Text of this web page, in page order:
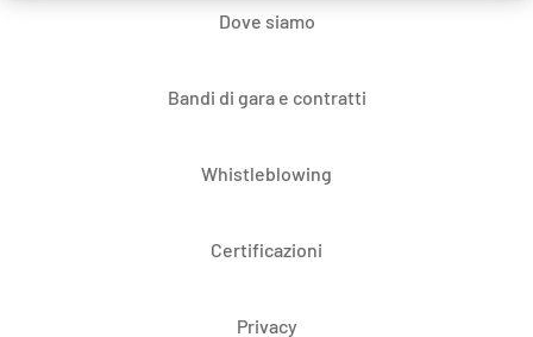
Dove siamo
Bandi di gara e contratti
Whistleblowing
Certificazioni
Privacy